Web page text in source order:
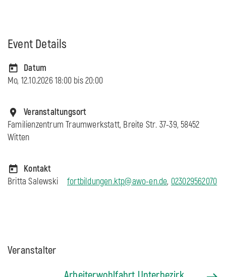
Event Details
Datum
Mo, 12.10.2026 18:00 bis20:00
Veranstaltungsort
Familienzentrum Traumwerkstatt, Breite Str. 37-39, 58452
Witten
Kontakt
Britta Salewski
fortbildungen.ktp@awo-en.de, 023029562070
Veranstalter